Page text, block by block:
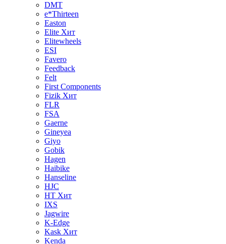
DMT
e*Thirteen
Easton
Elite Хит
Elitewheels
ESI
Favero
Feedback
Felt
First Components
Fizik Хит
FLR
FSA
Gaerne
Gineyea
Giyo
Gobik
Hagen
Haibike
Hanseline
HJC
HT Хит
IXS
Jagwire
K-Edge
Kask Хит
Kenda